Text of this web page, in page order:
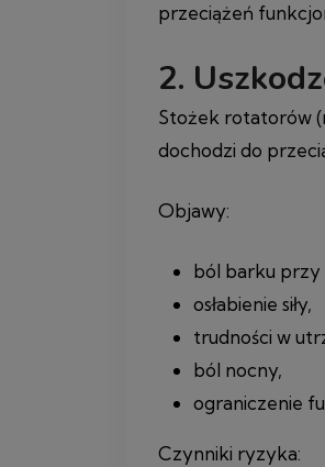
przeciążeń
2.
Stożek rotatorów
dochodzi do
Objawy:
ból barku przy
osłabienie siły,
trudności w
ból nocny,
ograniczenie
Czynniki ryzyka: